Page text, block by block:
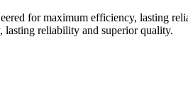
for maximum efficiency, lasting
reliability and superior quality.